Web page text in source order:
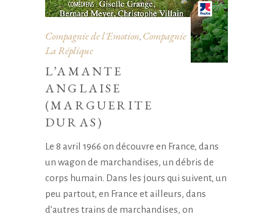
Compagnie de l'Emotion, Compagnie
La Réplique
L’AMANTE
ANGLAISE
(MARGUERITE
DURAS)
Le 8 avril 1966 on découvre en France, dans
un wagon de marchandises, un débris de
corps humain. Dans les jours qui suivent, un
peu partout, en France et ailleurs, dans
d’autres trains de marchandises, on